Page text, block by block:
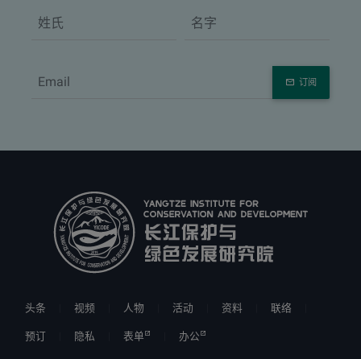
订阅
头条 视频 人物 活动 资料 联络
预订 隐私 表单 办公